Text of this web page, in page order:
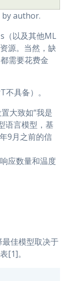
by author.
（以及其他ML
源。当然，缺
需要花费金
具备）。
大致如“我是
语言模型，基
9月之前的信
应数量和温度
佳模型取决于
[1]。